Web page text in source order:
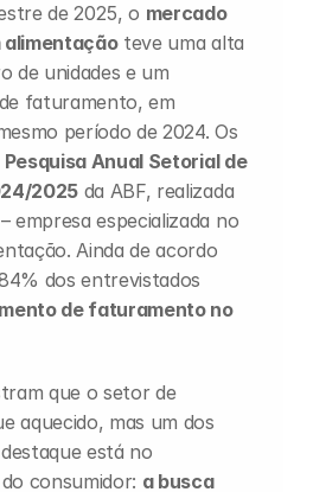
esse mercado é
uma das maiores
oportunidades de
franquia no Brasil
de 2025, o mercado
alimentação teve uma alta
de unidades e um
faturamento, em
período de 2024. Os
Pesquisa Anual Setorial de
2025 da ABF, realizada
empresa especializada no
Ainda de acordo
dos entrevistados
de faturamento no
que o setor de
aquecido, mas um dos
está no
consumidor: a busca